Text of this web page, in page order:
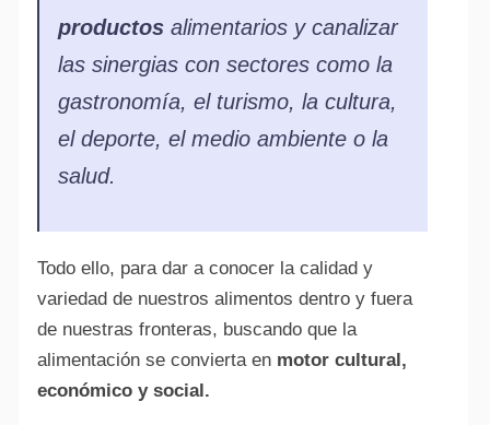
productos alimentarios y canalizar
las sinergias con sectores como la
gastronomía, el turismo, la cultura,
el deporte, el medio ambiente o la
salud.
Todo ello, para dar a conocer la calidad y
variedad de nuestros alimentos dentro y fuera
de nuestras fronteras, buscando que la
alimentación se convierta en motor cultural,
económico y social.